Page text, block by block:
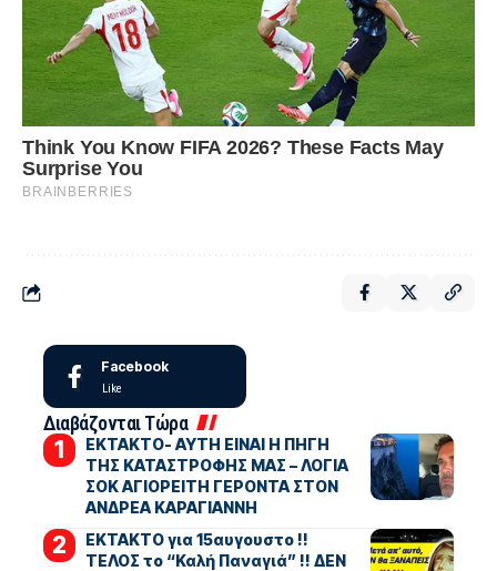
Facebook
Like
Διαβάζονται Τώρα
ΕΚΤΑΚΤΟ- ΑΥΤΗ ΕΙΝΑΙ Η ΠΗΓΗ
ΤΗΣ ΚΑΤΑΣΤΡΟΦΗΣ ΜΑΣ – ΛΟΓΙΑ
ΣΟΚ ΑΓΙΟΡΕΙΤΗ ΓΕΡΟΝΤΑ ΣΤΟΝ
ΑΝΔΡΕΑ ΚΑΡΑΓΙΑΝΝΗ
ΕΚΤΑΚΤΟ για 15αυγουστο !!
ΤΕΛΟΣ το “Καλή Παναγιά” !! ΔΕΝ